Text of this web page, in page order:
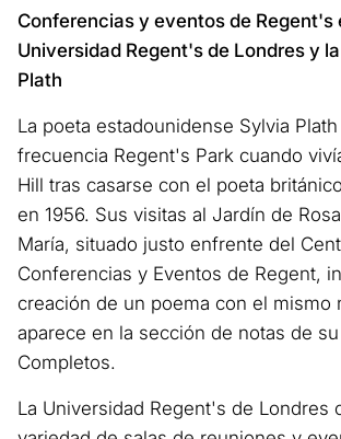
Conferencias y eventos de Regent's
Universidad Regent's de Londres y
Plath
La poeta estadounidense Sylvia
frecuencia Regent's Park cuando
Hill tras casarse con el poeta
en 1956. Sus visitas al Jardín de
María, situado justo enfrente del
Conferencias y Eventos de Regent,
creación de un poema con el mismo
aparece en la sección de notas de
Completos.
La Universidad Regent's de Londres